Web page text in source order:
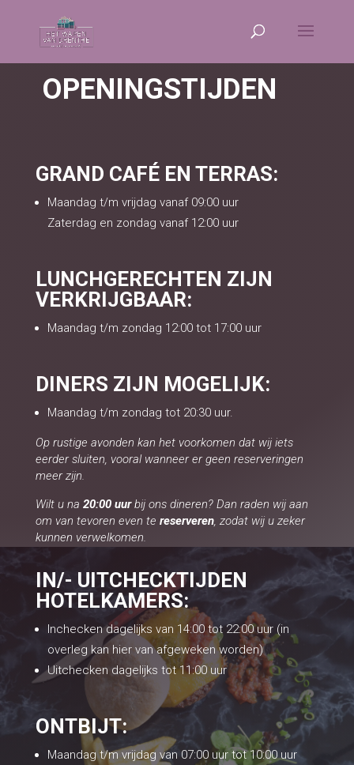
OPENINGSTIJDEN
GRAND CAFÉ EN TERRAS:
Maandag t/m vrijdag vanaf 09:00 uur
Zaterdag en zondag vanaf 12:00 uur
LUNCHGERECHTEN ZIJN
VERKRIJGBAAR:
Maandag t/m zondag 12:00 tot 17:00 uur
DINERS ZIJN MOGELIJK:
Maandag t/m zondag tot 20:30 uur.
Op rustige avonden kan het voorkomen dat wij iets
eerder sluiten, vooral wanneer er geen reserveringen
meer zijn.
Wilt u na 20:00 uurbij ons dineren? Dan raden wij aan
om van tevoren even te reserveren, zodat wij u zeker
kunnen verwelkomen.
IN/- UITCHECKTIJDEN
HOTELKAMERS:
Inchecken dagelijks van 14:00 tot 22:00 uur (in
overleg kan hier van afgeweken worden)
Uitchecken dagelijks tot 11:00 uur
ONTBIJT:
Maandag t/m vrijdag van 07:00 uur tot 10:00 uur